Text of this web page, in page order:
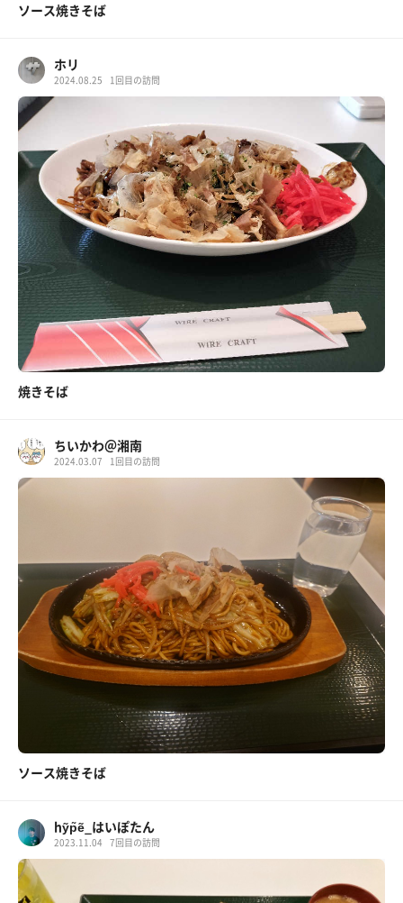
ソース焼きそば
ホリ
2024.08.25 1回目の訪問
焼きそば
ちいかわ＠湘南
2024.03.07 1回目の訪問
ソース焼きそば
hỹp̃ẽ_はいぽたん
2023.11.04 7回目の訪問